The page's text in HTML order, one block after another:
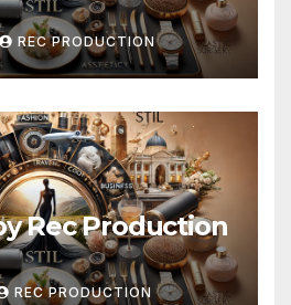
REC PRODUCTION
Rec Production
REC PRODUCTION